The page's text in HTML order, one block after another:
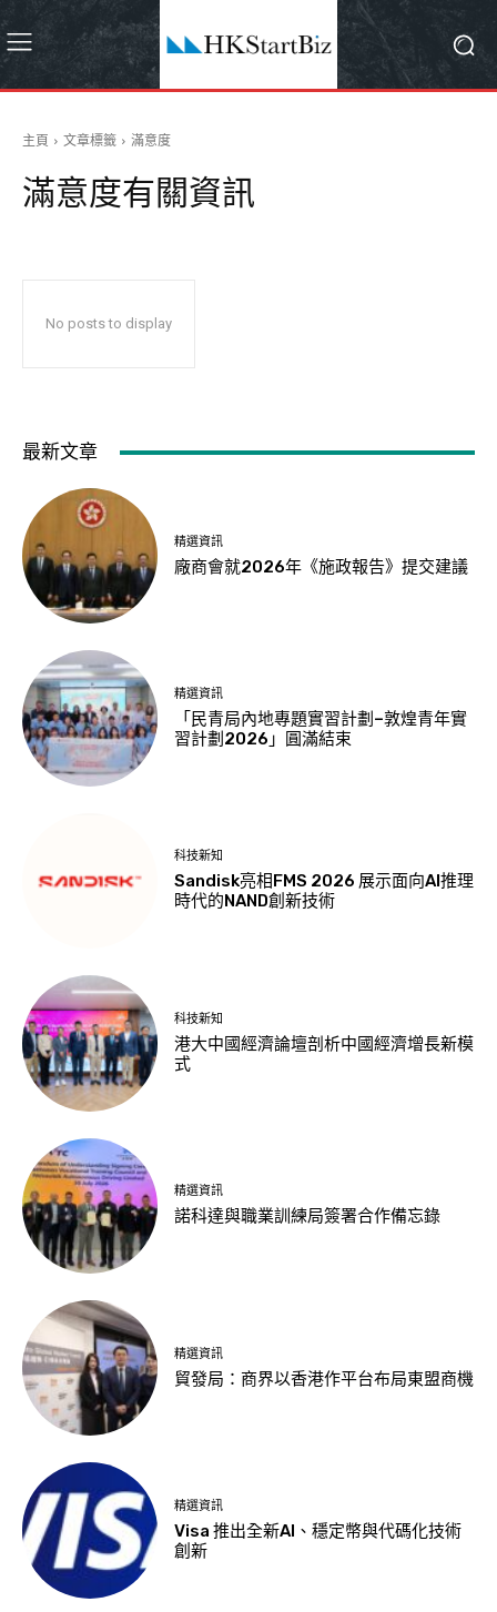
主頁 文章標籤 滿意度
滿意度有關資訊
No posts to display
最新文章
精選資訊
廠商會就2026年《施政報告》提交建議
精選資訊
「民青局內地專題實習計劃–敦煌青年實
習計劃2026」圓滿結束
科技新知
Sandisk亮相FMS 2026 展示面向AI推理
時代的NAND創新技術
科技新知
港大中國經濟論壇剖析中國經濟增長新模
式
精選資訊
諾科達與職業訓練局簽署合作備忘錄
精選資訊
貿發局：商界以香港作平台布局東盟商機
精選資訊
Visa 推出全新AI、穩定幣與代碼化技術
創新